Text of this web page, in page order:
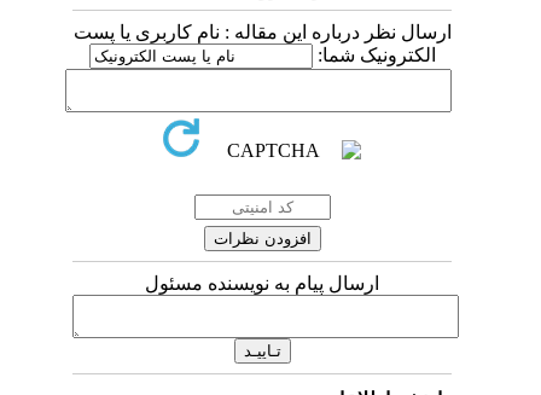
ارسال نظر درباره این مقاله : نام کاربری یا پست
الکترونیک شما:
ارسال پیام به نویسنده مسئول